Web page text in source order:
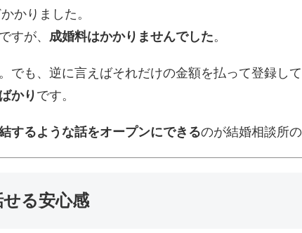
かりました。
すが、 成婚料はかかりませんでした。
でも、逆に言えばそれだけの金額を払って登録して
かり です。
するような話をオープンにできるのが結婚相談所の
る安心感